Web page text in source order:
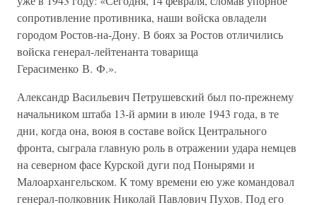
сопротивление противника, наши войска овладели
городом Ростов-на-Дону. В боях за Ростов отличились
войска генерал-лейтенанта товарища
Герасименко В. Ф.».
Александр Васильевич Петрушевский был по-прежнему
начальником штаба 13-й армии в июле 1943 года, в те
дни, когда она, воюя в составе войск Центрального
фронта, сыграла главную роль в отражении удара немцев
на северном фасе Курской дуги под Понырями и
Малоархангельском. К тому времени ею уже командовал
генерал-полковник Николай Павлович Пухов. Под его